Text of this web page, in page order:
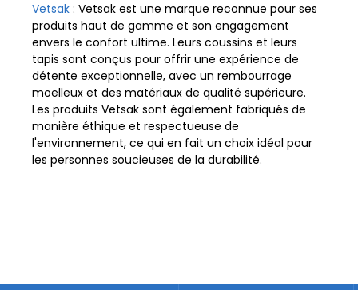
Vetsak : Vetsak est une marque reconnue pour ses
produits haut de gamme et son engagement
envers le confort ultime. Leurs coussins et leurs
tapis sont conçus pour offrir une expérience de
détente exceptionnelle, avec un rembourrage
moelleux et des matériaux de qualité supérieure.
Les produits Vetsak sont également fabriqués de
manière éthique et respectueuse de
l'environnement, ce qui en fait un choix idéal pour
les personnes soucieuses de la durabilité.